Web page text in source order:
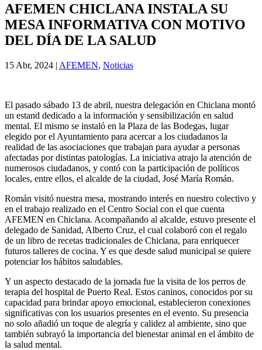
AFEMEN CHICLANA INSTALA SU
MESA INFORMATIVA CON MOTIVO
DEL DÍA DE LA SALUD
15 Abr, 2024 | AFEMEN, Noticias
El pasado sábado 13 de abril, nuestra delegación en Chiclana montó
un estand dedicado a la información y sensibilización en salud
mental. El mismo se instaló en la Plaza de las Bodegas, lugar
elegido por el Ayuntamiento para acercar a los ciudadanos la
realidad de las asociaciones que trabajan para ayudar a personas
afectadas por distintas patologías. La iniciativa atrajo la atención de
numerosos ciudadanos, y contó con la participación de políticos
locales, entre ellos, el alcalde de la ciudad, José María Román.
Román visitó nuestra mesa, mostrando interés en nuestro colectivo y
en el trabajo realizado en el Centro Social con el que cuenta
AFEMEN en Chiclana. Acompañando al alcalde, estuvo presente el
delegado de Sanidad, Alberto Cruz, el cual colaboró con el regalo
de un libro de recetas tradicionales de Chiclana, para enriquecer
futuros talleres de cocina. Y es que desde salud municipal se quiere
potenciar los hábitos saludables.
Y un aspecto destacado de la jornada fue la visita de los perros de
terapia del hospital de Puerto Real. Estos caninos, conocidos por su
capacidad para brindar apoyo emocional, establecieron conexiones
significativas con los usuarios presentes en el evento. Su presencia
no solo añadió un toque de alegría y calidez al ambiente, sino que
también subrayó la importancia del bienestar animal en el ámbito de
la salud mental.